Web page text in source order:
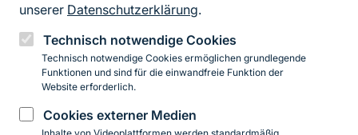
unserer Datenschutzerklärung.
Technisch notwendige Cookies
Technisch notwendige Cookies ermöglichen grundlegende
Funktionen und sind für die einwandfreie Funktion der
Website erforderlich.
Cookies externer Medien
Impressum
Datenschutz
InstagramFacebookYouTubeLinkedIn